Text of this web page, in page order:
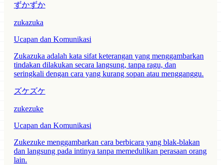
ずかずか
zukazuka
Ucapan dan Komunikasi
Zukazuka adalah kata sifat keterangan yang menggambarkan
tindakan dilakukan secara langsung, tanpa ragu, dan
seringkali dengan cara yang kurang sopan atau mengganggu.
ズケズケ
zukezuke
Ucapan dan Komunikasi
Zukezuke menggambarkan cara berbicara yang blak-blakan
dan langsung pada intinya tanpa memedulikan perasaan orang
lain.